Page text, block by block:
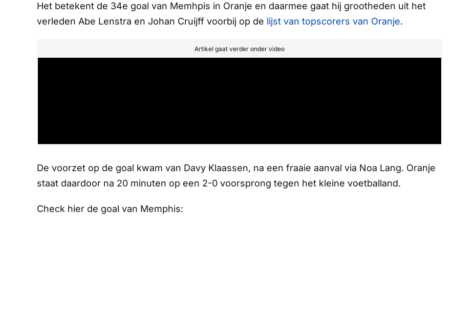
Het betekent de 34e goal van Memhpis in Oranje en daarmee gaat hij grootheden uit het
verleden Abe Lenstra en Johan Cruijff voorbij op de lijst van topscorers van Oranje.
Artikel gaat verder onder video
De voorzet op de goal kwam van Davy Klaassen, na een fraaie aanval via Noa Lang. Oranje
staat daardoor na 20 minuten op een 2-0 voorsprong tegen het kleine voetballand.
Check hier de goal van Memphis: